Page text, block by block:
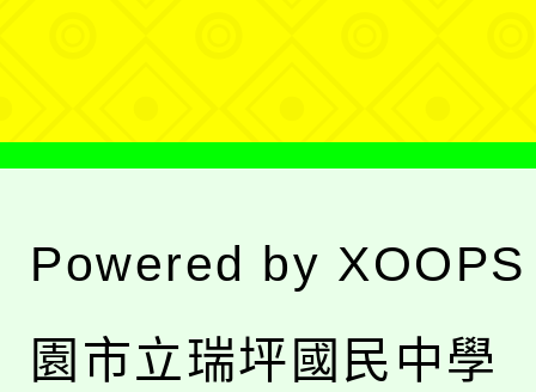
Powered by XOOPS
園市立瑞坪國民中學